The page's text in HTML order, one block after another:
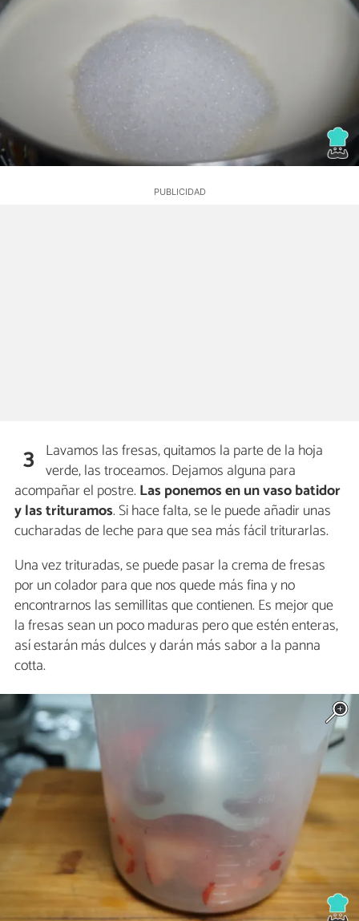
3 Lavamos las fresas, quitamos la parte de la hoja
verde, las troceamos. Dejamos alguna para
acompañar el postre. Las ponemos en un vaso batidor
y las trituramos. Si hace falta, se le puede añadir unas
cucharadas de leche para que sea más fácil triturarlas.
Una vez trituradas, se puede pasar la crema de fresas
por un colador para que nos quede más fina y no
encontrarnos las semillitas que contienen. Es mejor que
la fresas sean un poco maduras pero que estén enteras,
así estarán más dulces y darán más sabor a la panna
cotta.